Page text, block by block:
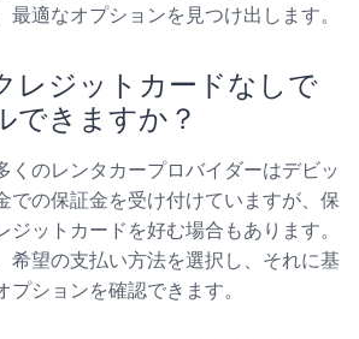
最適なオプションを見つけ出します。
レジットカードなしで
できますか？
くのレンタカープロバイダーはデビッ
での保証金を受け付けていますが、保
ジットカードを好む場合もあります。
希望の支払い方法を選択し、それに基
ションを確認できます。